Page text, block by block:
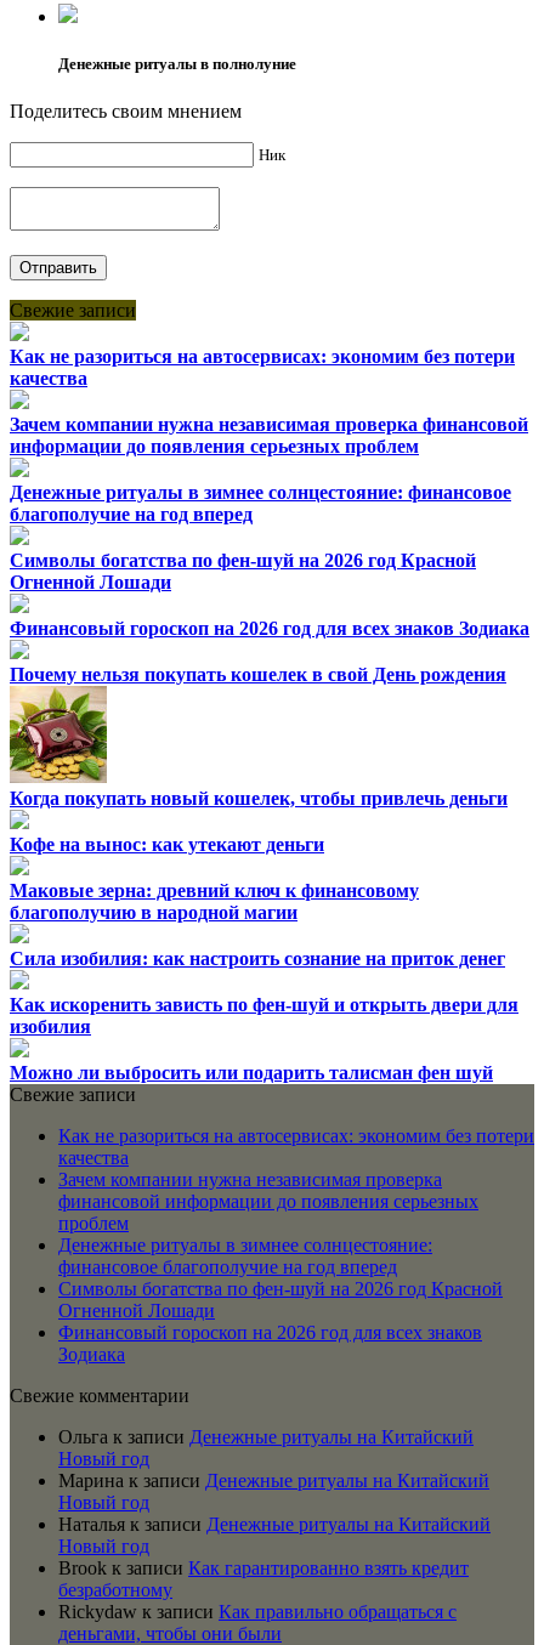
Денежные ритуалы в полнолуние
Поделитесь своим мнением
Ник
Свежие записи
Как не разориться на автосервисах: экономим без потери
качества
Зачем компании нужна независимая проверка финансовой
информации до появления серьезных проблем
Денежные ритуалы в зимнее солнцестояние: финансовое
благополучие на год вперед
Символы богатства по фен-шуй на 2026 год Красной
Огненной Лошади
Финансовый гороскоп на 2026 год для всех знаков Зодиака
Почему нельзя покупать кошелек в свой День рождения
Когда покупать новый кошелек, чтобы привлечь деньги
Кофе на вынос: как утекают деньги
Маковые зерна: древний ключ к финансовому
благополучию в народной магии
Сила изобилия: как настроить сознание на приток денег
Как искоренить зависть по фен-шуй и открыть двери для
изобилия
Можно ли выбросить или подарить талисман фен шуй
Свежие записи
Как не разориться на автосервисах: экономим без потери
качества
Зачем компании нужна независимая проверка
финансовой информации до появления серьезных
проблем
Денежные ритуалы в зимнее солнцестояние:
финансовое благополучие на год вперед
Символы богатства по фен-шуй на 2026 год Красной
Огненной Лошади
Финансовый гороскоп на 2026 год для всех знаков
Зодиака
Свежие комментарии
Ольга к записи Денежные ритуалы на Китайский
Новый год
Марина к записи Денежные ритуалы на Китайский
Новый год
Наталья к записи Денежные ритуалы на Китайский
Новый год
Brook к записи Как гарантированно взять кредит
безработному
Rickydaw к записи Как правильно обращаться с
деньгами, чтобы они были